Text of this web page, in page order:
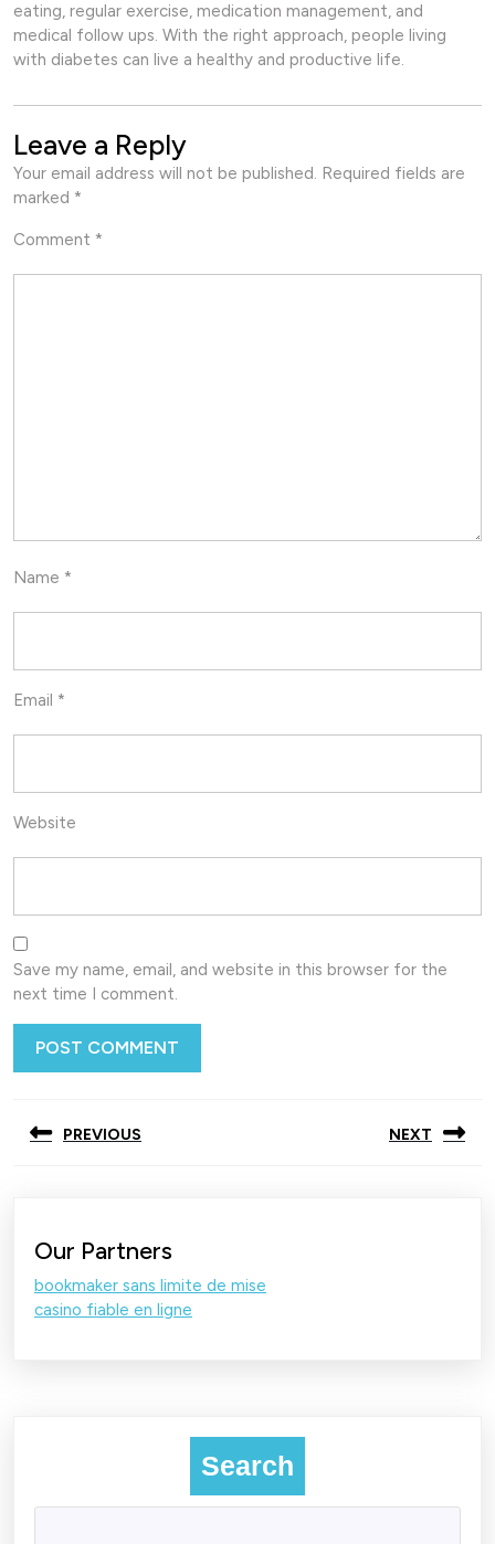
eating, regular exercise, medication management, and
medical follow ups. With the right approach, people living
with diabetes can live a healthy and productive life.
Leave a Reply
Your email address will not be published. Required fields are
marked *
Comment *
Name *
Email *
Website
Save my name, email, and website in this browser for the
next time I comment.
navigation
PREVIOUS NEXT
Our Partners
bookmaker sans limite de mise
casino fiable en ligne
Search